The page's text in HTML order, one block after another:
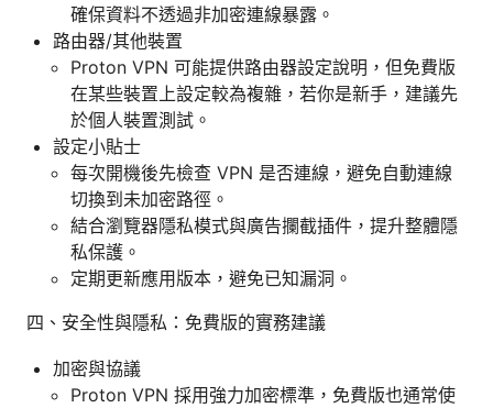
確保資料不透過非加密連線暴露。
路由器/其他裝置
Proton VPN 可能提供路由器設定說明，但免費版
在某些裝置上設定較為複雜，若你是新手，建議先
於個人裝置測試。
設定小貼士
每次開機後先檢查 VPN 是否連線，避免自動連線
切換到未加密路徑。
結合瀏覽器隱私模式與廣告攔截插件，提升整體隱
私保護。
定期更新應用版本，避免已知漏洞。
四、安全性與隱私：免費版的實務建議
加密與協議
Proton VPN 採用強力加密標準，免費版也通常使